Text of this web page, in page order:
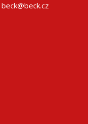
beck@beck.cz